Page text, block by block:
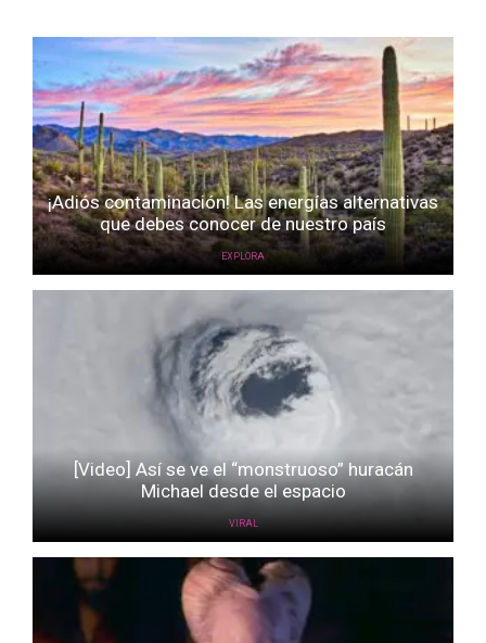
¡Adiós contaminación! Las energías alternativas
que debes conocer de nuestro país
EXPLORA
[Video] Así se ve el “monstruoso” huracán
Michael desde el espacio
VIRAL